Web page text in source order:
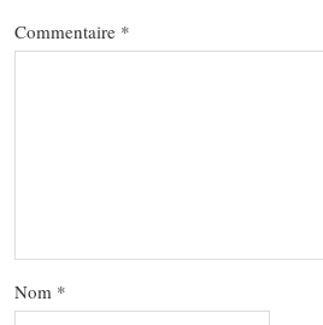
Commentaire *
Nom *